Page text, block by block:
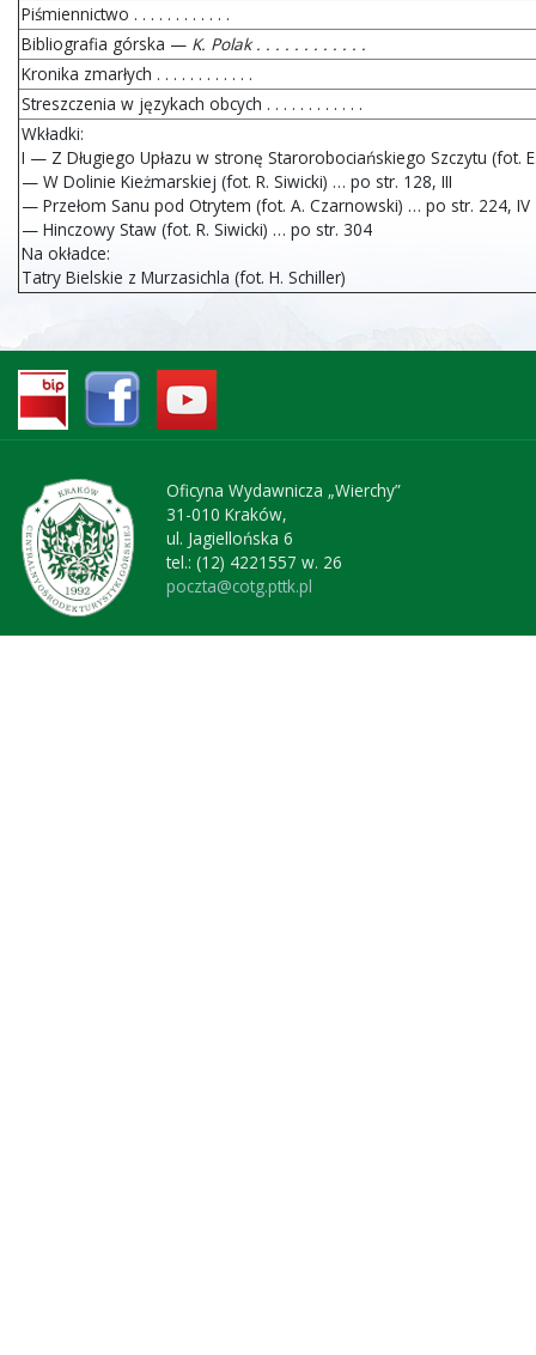
Piśmiennictwo . . . . . . . . . . . .
Bibliografia górska — K. Polak . . . . . . . . . . . .
Kronika zmarłych . . . . . . . . . . . .
Streszczenia w językach obcych . . . . . . . . . . . .
Wkładki:
I — Z Długiego Upłazu w stronę Starorobociańskiego Szczytu (fot.
— W Dolinie Kieżmarskiej (fot. R. Siwicki) … po str. 128, III
— Przełom Sanu pod Otrytem (fot. A. Czarnowski) … po str. 224, IV
— Hinczowy Staw (fot. R. Siwicki) … po str. 304
Na okładce:
Tatry Bielskie z Murzasichla (fot. H. Schiller)
Oficyna Wydawnicza „Wierchy”
31-010 Kraków,
ul. Jagiellońska 6
tel.: (12) 4221557 w. 26
poczta@cotg.pttk.pl